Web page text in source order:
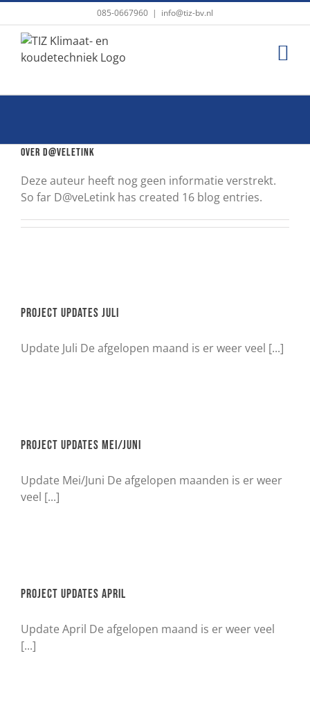
inhoud
085-0667960 | info@tiz-bv.nl
Over D@veLetink
Deze auteur heeft nog geen informatie verstrekt.
So far D@veLetink has created 16 blog entries.
Project updates Juli
Update Juli De afgelopen maand is er weer veel [...]
Project updates Mei/Juni
Update Mei/Juni De afgelopen maanden is er weer
veel [...]
Project updates april
Update April De afgelopen maand is er weer veel
[...]